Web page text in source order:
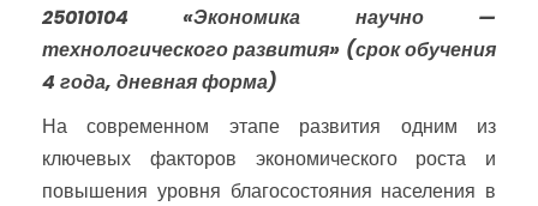
25010104 «Экономика научно —
технологического развития» (срок обучения
4 года, дневная форма)
На современном этапе развития одним из
ключевых факторов экономического роста и
повышения уровня благосостояния населения в